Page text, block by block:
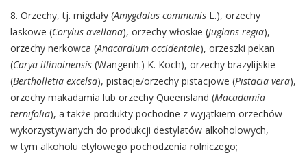
8. Orzechy, tj. migdały (Amygdalus communis L.), orzechy
laskowe (Corylus avellana), orzechy włoskie (Juglans regia),
orzechy nerkowca (Anacardium occidentale), orzeszki pekan
(Carya illinoinensis (Wangenh.) K. Koch), orzechy brazylijskie
(Bertholletia excelsa), pistacje/orzechy pistacjowe (Pistacia vera),
orzechy makadamia lub orzechy Queensland (Macadamia
ternifolia), a także produkty pochodne z wyjątkiem orzechów
wykorzystywanych do produkcji destylatów alkoholowych,
w tym alkoholu etylowego pochodzenia rolniczego;